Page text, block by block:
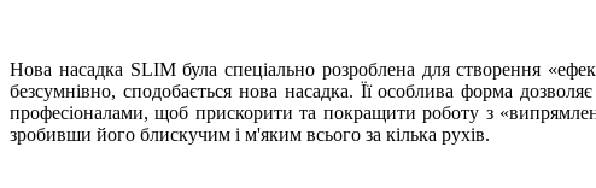
Нова насадка SLIM була спеціально розроблена для створення
безсумнівно, сподобається нова насадка. Її особлива форма
професіоналами, щоб прискорити та покращити роботу з
зробивши його блискучим і м'яким всього за кілька рухів.